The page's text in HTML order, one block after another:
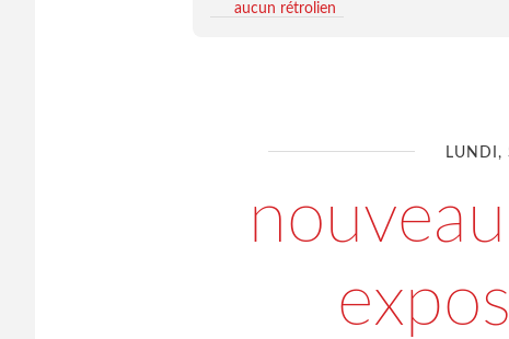
aucun rétrolien
LUNDI,